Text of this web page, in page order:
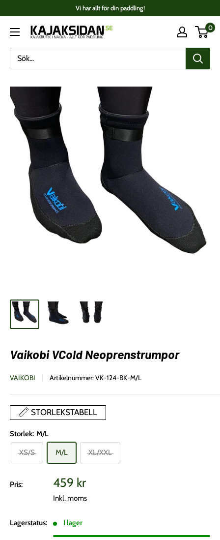
innehåll
Vi har allt för din paddling!
Kajaksidan
0
Vaikobi VCold Neoprenstrumpor
VAIKOBI Artikelnummer:VK-124-BK-M/L
STORLEKSTABELL
Storlek: M/L
XS/S M/L XL/XXL
Pris:
Vårt
pris
459 kr
Inkl. moms
Lagerstatus: I lager